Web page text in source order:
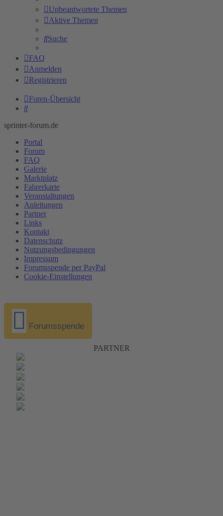
Unbeantwortete Themen
Aktive Themen
Suche
FAQ
Anmelden
Registrieren
Foren-Übersicht
Suche
sprinter-forum.de
Portal
Forum
FAQ
Galerie
Marktplatz
Fahrerkarte
Veranstaltungen
Anleitungen
Partner
Links
Kontakt
Datenschutz
Nutzungsbedingungen
Impressum
Forumsspende per PayPal
Cookie-Einstellungen
Forumsspende
PARTNER